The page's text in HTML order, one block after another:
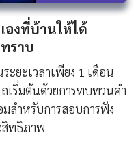
องที่บ้านให้ได้
ราบ
ะยะเวลาเพียง 1 เดือน
เริ่มต้นด้วยการทบทวนคำ
สำหรับการสอบการฟัง
สิทธิภาพ